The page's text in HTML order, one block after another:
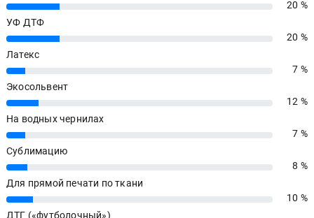
20%
20 %
УФ ДТФ
20%
20 %
Латекс
7%
7 %
Экосольвент
12%
12 %
На водных чернилах
7%
7 %
Сублимацию
8%
8 %
Для прямой печати по ткани
10%
10 %
ДТГ («футболочный»)